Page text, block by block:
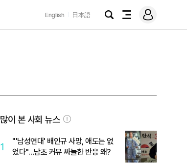
English 日本語
검
전
메
그
많이 본 사회 뉴스
1
"'남성연대' 배인규 사망, 애도는 없
었다"…남초 커뮤 싸늘한 반응 왜?